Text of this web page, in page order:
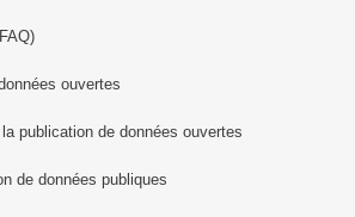
ouvertes
la publication de données ouvertes
de données publiques